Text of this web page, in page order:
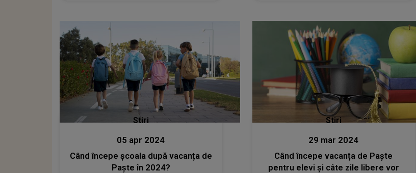
Stiri
05 apr 2024
Când începe școala după vacanța de
Paște în 2024?
Stiri
29 mar 2024
Când începe vacanța de Paște
pentru elevi și câte zile libere vor